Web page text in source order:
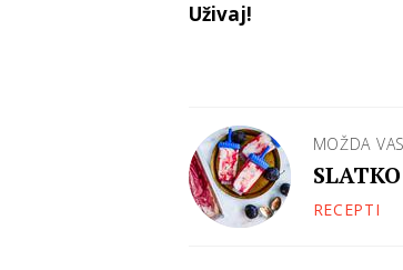
Uživaj!
MOŽDA
RECEPTI